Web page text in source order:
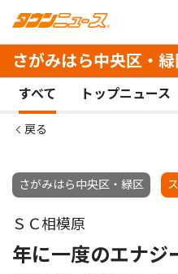
さがみはら中央区・
すべて トップニュース
戻る
さがみはら中央区・緑区
ＳＣ相模原
年に一度のエナジ